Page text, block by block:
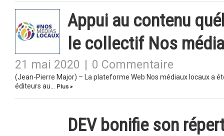
Appui au contenu
le collectif Nos
21 mai 2020 0 Commentaire
(Jean-Pierre Major) – La plateforme Web Nos médiaux locaux a
éditeurs au…
Plus »
DEV bonifie son